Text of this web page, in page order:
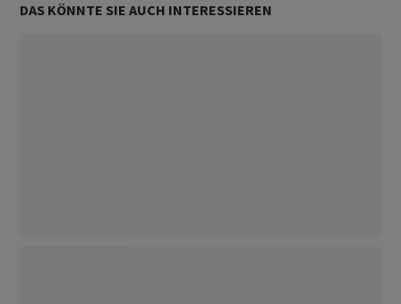
DAS KÖNNTE SIE AUCH INTERESSIEREN